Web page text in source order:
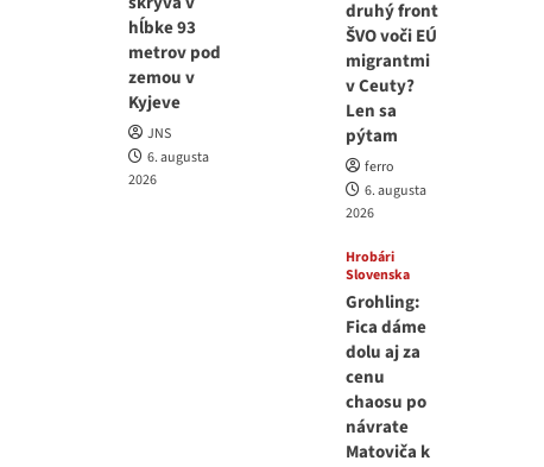
hĺbke 93
metrov pod
zemou v
Kyjeve
JNS
6. augusta
2026
druhý front
ŠVO voči EÚ
migrantmi
v Ceuty?
Len sa
pýtam
ferro
6. augusta
2026
Hrobári
Slovenska
Grohling:
Fica dáme
dolu aj za
cenu
chaosu po
návrate
Matoviča k